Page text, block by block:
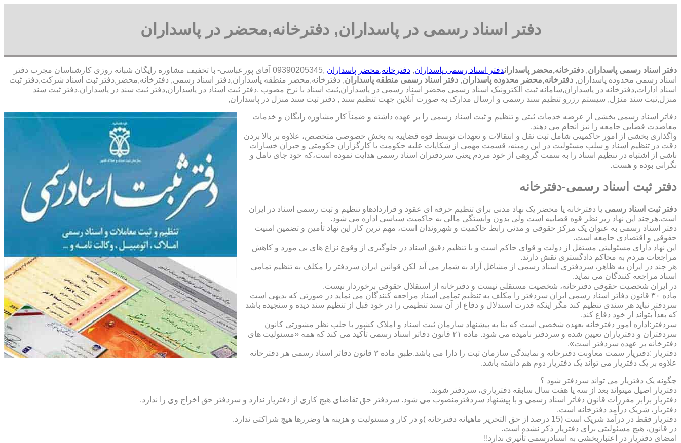
دفتر اسناد رسمی در پاسداران, دفترخانه,محضر در پاسداران
دفتر اسناد رسمی پاسداران, دفترخانه,محضر پاسداراندفتر اسناد رسمی پاسداران, دفترخانه,محضر پاسداران
,09390205345 آقای پورعباسی- با تخفیف مشاوره رايگان شبانه روزی کارشناسان مجرب دفتر
اسناد رسمی محدوده پاسداران, دفترخانه,محضر محدوده پاسداران, دفتر اسناد رسمی منطقه پاسداران, دفترخانه,محضر منطقه پاسداران,دفتر اسناد رسمی, دفترخانه,محضر,دفتر ثبت اسناد شرکت,دفتر ثبت
اسناد ادارات,دفترخانه در پاسداران,سامانه ثبت الکترونیک اسناد رسمی محضر اسناد رسمی در پاسداران,ثبت اسناد با نرخ مصوب ,دفتر ثبت اسناد در پاسداران,دفتر ثبت سند در پاسداران,دفتر ثبت سند
منزل,ثبت سند منزل, سیستم رزرو تنظیم سند رسمی و ارسال مدارک به صورت آنلاین جهت تنظیم سند , دفتر ثبت سند منزل در پاسداران,
دفاتر اسناد رسمی بخشی از عرضه خدمات ثبتی و تنظیم و ثبت اسناد رسمی را بر عهده داشته و ضمناً کار مشاوره رایگان و خدمات
معاضدت قضایی جامعه را نیز انجام می دهند.
واگذاری بخشی از امور حاکمیتی شامل ثبت نقل و انتقالات و تعهدات توسط قوه قضاییه به بخش خصوصی متخصص، علاوه بر بالا بردن
دقت در تنظیم اسناد و سلب مسئولیت در این زمینه، قسمت مهمی از شکایات علیه حکومت یا کارگزاران حکومتی و جبران خسارات
ناشی از اشتباه در تنظیم اسناد را به سمت گروهی از خود مردم یعنی سردفتران اسناد رسمی هدایت نموده است،که خود جای تامل و
نگرانی بوده و هست.
دفتر ثبت اسناد رسمی-دفترخانه
دفتر ثبت اسناد رسمی یا دفترخانه یا محضر یک نهاد مدنی برای تنظیم حرفه ای عقود و قراردادهاو تنظیم و ثبت رسمی اسناد در ایران
است.هرچند این نهاد زیر نظر قوه قضاییه است ولی بدون وابستگی مالی به حاکمیت سیاسی اداره می شود.
دفتر اسناد رسمی به عنوان یک مرکز حقوقی و مدنی رابط حاکمیت و شهروندان است، مهم ترین کار این نهاد تأمین و تضمین امنیت
حقوقی و اقتصادی جامعه است.
این نهاد دارای مسئولیتی مستقل از دولت و قوای حاکم است و با تنظیم دقیق اسناد در جلوگیری از وقوع نزاع های بی مورد و کاهش
مراجعات مردم به محاکم دادگستری نقش دارند.
هر چند در ایران به ظاهر، سردفتری اسناد رسمی از مشاغل آزاد به شمار می آید لکن قوانین ایران سردفتر را مکلف به تنظیم تمامی
اسناد مراجعه کنندگان می نماید.
در ایران شخصیت حقوقی دفترخانه، شخصیت مستقلی نیست و دفترخانه از استقلال حقوقی برخوردار نیست.
ماده ۳۰ قانون دفاتر اسناد رسمی ایران سردفتر را مکلف به تنظیم تمامی اسناد مراجعه کنندگان می نماید در صورتی که بدیهی است
سردفتر نباید هر سندی تنظیم کند مگر اینکه قدرت استدلال و دفاع از آن سند تنظیمی را در خود قبل از تنظیم سند دیده و سنجیده باشد
که بعداً بتواند از خود دفاع کند.
سردفتر:اداره امور دفترخانه بعهده شخصی است که بنا به پیشنهاد سازمان ثبت اسناد و املاک کشور با جلب نظر مشورتی کانون
سردفتران و دفتریاران تعیین شده و سردفتر نامیده می شود. ماده ۲۱ قانون دفاتر اسناد رسمی تأکید می کند که همه «مسئولیت های
دفترخانه بر عهده سردفتر است».
دفتریار :دفتریار سمت معاونت دفترخانه و نمایندگی سازمان ثبت را دارا می باشد.طبق ماده ۳ قانون دفاتر اسناد رسمی هر دفترخانه
علاوه بر یک دفتریار می تواند یک دفتریار دوم هم داشته باشد.
چگونه یک دفتریار می تواند سردفتر شود ؟
دفتریار اصیل میتواند بعد از سه یا هفت سال سابقه دفتریاری، سردفتر شوند.
دفتریار برابر مقررات قانون دفاتر اسناد رسمی و با پیشنهاد سردفترمنصوب می شود. سردفتر حق تقاضای هیچ کاری از دفتریار ندارد و سردفتر حق اخراج وی را ندارد.
دفتریار، شریک درآمد دفترخانه است.
دفتریار فقط در درآمد شریک است (15 درصد از حق التحریر ماهیانه دفترخانه )و در کار و مسئولیت و هزینه ها وضررها هیچ شراکتی ندارد.
در قانون، هیچ مسئولیتی برای دفتریار ذکر نشده است.
امضای دفتریار در اعتباربخشی به اسنادرسمی تأثیری ندارد!!